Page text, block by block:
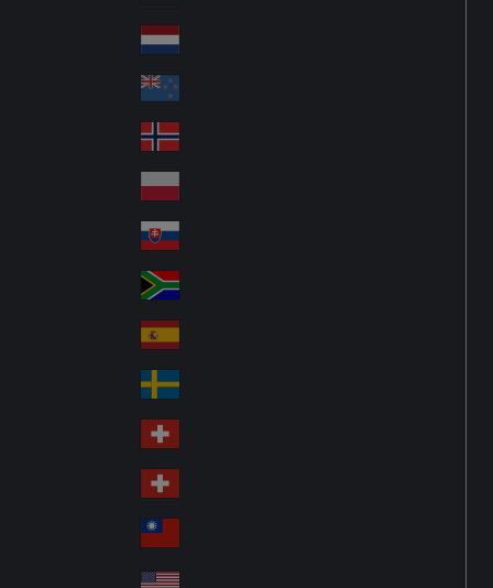
a
Lat
in
A
m
eri
ca
Ne
the
rla
nd
s
Ne
w
Ze
ala
nd
No
rw
ay
Po
lan
d
Sl
ov
aki
a
So
uth
Afr
ica
Sp
ain
S
we
de
n
S
wit
ze
rla
nd
S
wit
ze